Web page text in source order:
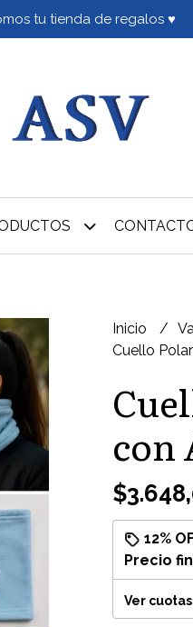
tu tienda de regalos ♥
Inicio
Cuello
con
12%
Precio
Ver